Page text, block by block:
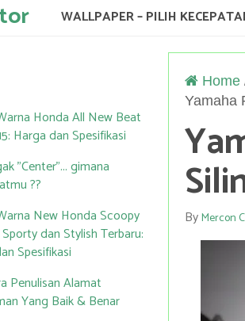
WALLPAPER – PILIH
Home
Yamaha
ByMercon C
Honda All New Beat
Harga dan Spesifikasi
"Center"... gimana
??
New Honda Scoopy
Sporty dan Stylish Terbaru:
Spesifikasi
Penulisan Alamat
Yang Baik & Benar